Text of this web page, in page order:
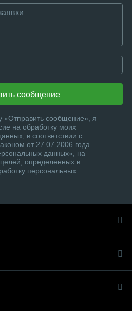
сообщение
«Отправить сообщение», я
на обработку моих
в соответствии с
от 27.07.2006 года
данных», на
определенных в
персональных